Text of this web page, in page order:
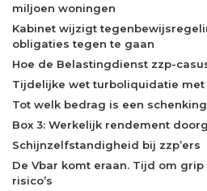
miljoen woningen
Kabinet wijzigt
obligaties tegen te gaan
Hoe de Belastingdienst zzp-
Tijdelijke wet turboliquidatie
Tot welk bedrag is een
Box 3: Werkelijk rendement
Schijnzelfstandigheid bij zzp’ers
De Vbar komt eraan. Tijd om
risico’s